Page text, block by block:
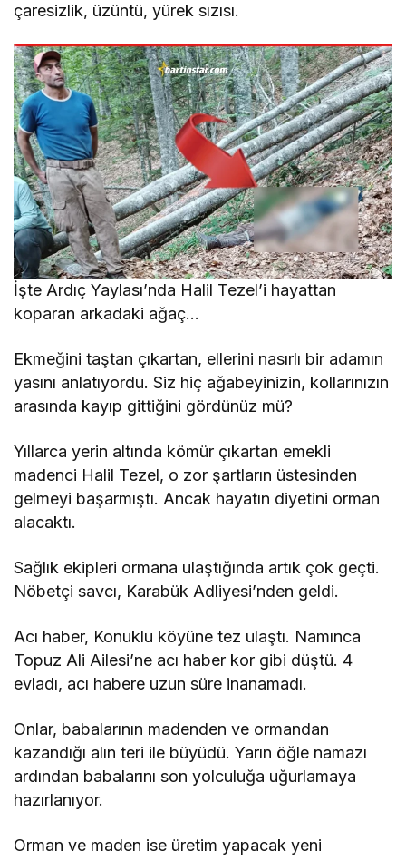
çaresizlik, üzüntü, yürek sızısı.
İşte Ardıç Yaylası’nda Halil Tezel’i hayattan
koparan arkadaki ağaç…
Ekmeğini taştan çıkartan, ellerini nasırlı bir adamın
yasını anlatıyordu. Siz hiç ağabeyinizin, kollarınızın
arasında kayıp gittiğini gördünüz mü?
Yıllarca yerin altında kömür çıkartan emekli
madenci Halil Tezel, o zor şartların üstesinden
gelmeyi başarmıştı. Ancak hayatın diyetini orman
alacaktı.
Sağlık ekipleri ormana ulaştığında artık çok geçti.
Nöbetçi savcı, Karabük Adliyesi’nden geldi.
Acı haber, Konuklu köyüne tez ulaştı. Namınca
Topuz Ali Ailesi’ne acı haber kor gibi düştü. 4
evladı, acı habere uzun süre inanamadı.
Onlar, babalarının madenden ve ormandan
kazandığı alın teri ile büyüdü. Yarın öğle namazı
ardından babalarını son yolculuğa uğurlamaya
hazırlanıyor.
Orman ve maden ise üretim yapacak yeni